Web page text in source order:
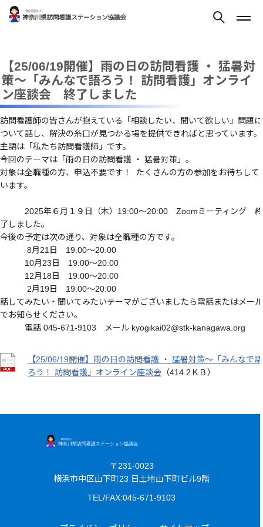
【25/06/19開催】雨の日の訪問看護 ・ 猛暑対
策～「みんなで語ろう！ 訪問看護」オンライ
ン座談会 終了しました
訪問看護師の皆さんが抱えている「相談したい、聞いて欲しい」問題に
ついて話し、解決の糸口が見つかる場を提供できればと思っています。
主語は「私たち訪問看護師」です。
今回のテーマは「雨の日の訪問看護 ・ 猛暑対策」。
対象は全職種の方、申込不要です！ たくさんの方の参加をお待ちして
います。
2025年６月１９日（木）19:00～20:00 Zoomミーティング 終
了しました。
今後の予定は次の通り、対象は全職種の方です。
8月21日 19:00～20:00
10月23日 19:00～20:00
12月18日 19:00～20:00
2月19日 19:00～20:00
話してみたい・聞いてみたいテーマがございましたら電話またはメール
でお知らせください。
電話 045-671-9103 メール kyogikai02@stk-kanagawa.org
【25/06/19開催】雨の日の訪問看護 ・ 猛暑対策～「みんなで語
ろう！ 訪問看護」オンライン座談会 （414.2ＫＢ）
〒231-0023
横浜市中区山下町23 日土地山下町ビル9階
TEL/FAX:045-671-9103